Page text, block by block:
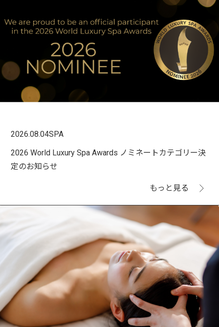
2026.08.04SPA
2026 World Luxury Spa Awards ノミネートカテゴリー決
定のお知らせ
もっと見る